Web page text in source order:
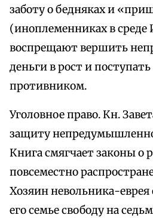
заботу о бедняках и
(иноплеменниках в среде
воспрещают вершить
деньги в рост и
противником.
Уголовное право. Кн.
защиту
Книга смягчает законы о
повсеместно
Хозяин невольника-еврея
его семье свободу на